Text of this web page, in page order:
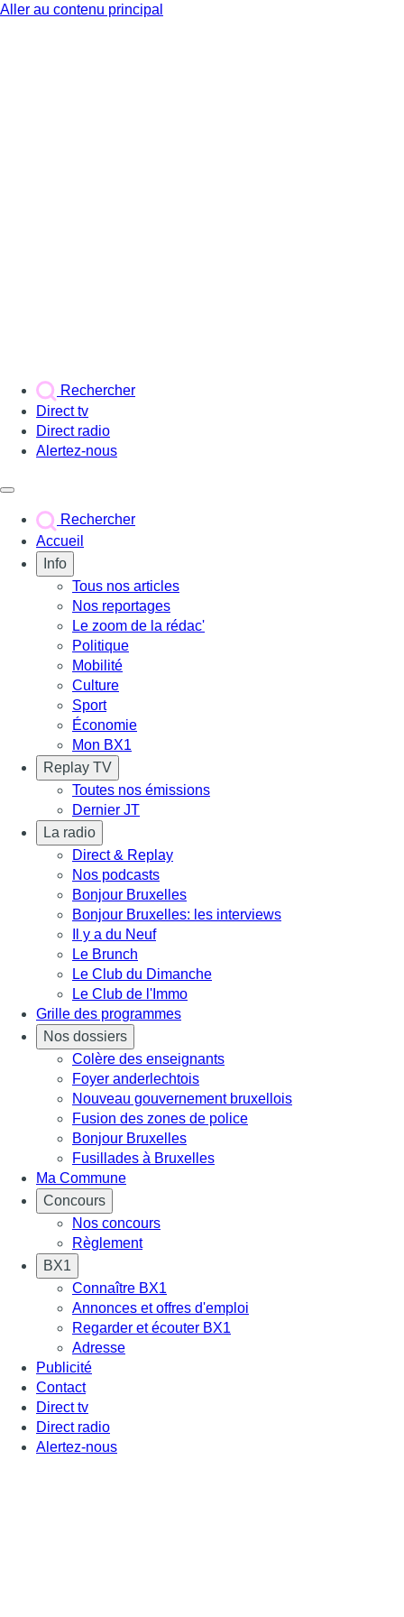
Aller au contenu principal
Rechercher
Direct tv
Direct radio
Alertez-nous
Rechercher
Accueil
Info
Tous nos articles
Nos reportages
Le zoom de la rédac'
Politique
Mobilité
Culture
Sport
Économie
Mon BX1
Replay TV
Toutes nos émissions
Dernier JT
La radio
Direct & Replay
Nos podcasts
Bonjour Bruxelles
Bonjour Bruxelles: les interviews
Il y a du Neuf
Le Brunch
Le Club du Dimanche
Le Club de l'Immo
Grille des programmes
Nos dossiers
Colère des enseignants
Foyer anderlechtois
Nouveau gouvernement bruxellois
Fusion des zones de police
Bonjour Bruxelles
Fusillades à Bruxelles
Ma Commune
Concours
Nos concours
Règlement
BX1
Connaître BX1
Annonces et offres d'emploi
Regarder et écouter BX1
Adresse
Publicité
Contact
Direct tv
Direct radio
Alertez-nous